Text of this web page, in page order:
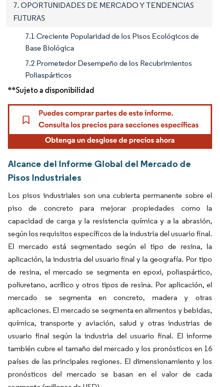
7. OPORTUNIDADES DE MERCADO Y TENDENCIAS
FUTURAS
7.1 Creciente Popularidad de los Pisos Ecológicos de
Base Biológica
7.2 Prometedor Desempeño de los Recubrimientos
Poliaspárticos
**Sujeto a disponibilidad
Alcance del Informe Global del Mercado de
Pisos Industriales
Los pisos industriales son una cubierta permanente sobre el
piso de concreto para mejorar propiedades como la
capacidad de carga y la resistencia química y a la abrasión,
según los requisitos específicos de la industria del usuario final.
El mercado está segmentado según el tipo de resina, la
aplicación, la industria del usuario final y la geografía. Por tipo
de resina, el mercado se segmenta en epoxi, poliaspártico,
poliuretano, acrílico y otros tipos de resina. Por aplicación, el
mercado se segmenta en concreto, madera y otras
aplicaciones. El mercado se segmenta en alimentos y bebidas,
química, transporte y aviación, salud y otras industrias de
usuario final según la industria del usuario final. El informe
también cubre el tamaño del mercado y los pronósticos en 16
países de las principales regiones. El dimensionamiento y los
pronósticos del mercado se basan en el valor de cada